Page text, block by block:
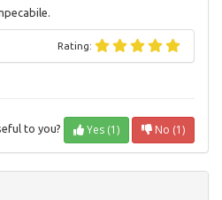
Rating:
to you? Yes (1) No (1)